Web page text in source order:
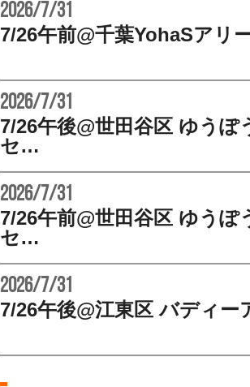
2026/7/31
7/26午前@千葉YohaSア
2026/7/31
7/26午後@世田谷区 ゆうぽ
セ…
2026/7/31
7/26午前@世田谷区 ゆうぽ
セ…
2026/7/31
7/26午後@江東区 バディ